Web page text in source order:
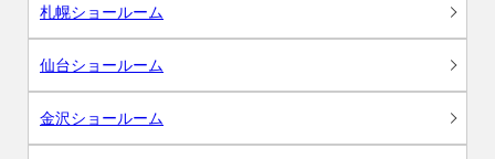
札幌ショールーム
仙台ショールーム
金沢ショールーム